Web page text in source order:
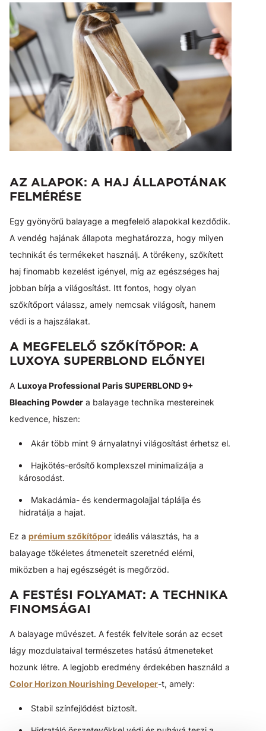
AZ ALAPOK: A HAJ ÁLLAPOTÁNAK
FELMÉRÉSE
Egy gyönyörű balayage a megfelelő alapokkal kezdődik.
A vendég hajának állapota meghatározza, hogy milyen
technikát és termékeket használj. A törékeny, szőkített
haj finomabb kezelést igényel, míg az egészséges haj
jobban bírja a világosítást. Itt fontos, hogy olyan
szőkítőport válassz, amely nemcsak világosít, hanem
védi is a hajszálakat.
A MEGFELELŐ SZŐKÍTŐPOR: A
LUXOYA SUPERBLOND ELŐNYEI
A Luxoya Professional Paris SUPERBLOND 9+
Bleaching Powder a balayage technika mestereinek
kedvence, hiszen:
Akár több mint 9 árnyalatnyi világosítást érhetsz el.
Hajkötés-erősítő komplexszel minimalizálja a
károsodást.
Makadámia- és kendermagolajjal táplálja és
hidratálja a hajat.
Ez a prémium szőkítőpor ideális választás, ha a
balayage tökéletes átmeneteit szeretnéd elérni,
miközben a haj egészségét is megőrzöd.
A FESTÉSI FOLYAMAT: A TECHNIKA
FINOMSÁGAI
A balayage művészet. A festék felvitele során az ecset
lágy mozdulataival természetes hatású átmeneteket
hozunk létre. A legjobb eredmény érdekében használd a
Color Horizon Nourishing Developer-t, amely:
Stabil színfejlődést biztosít.